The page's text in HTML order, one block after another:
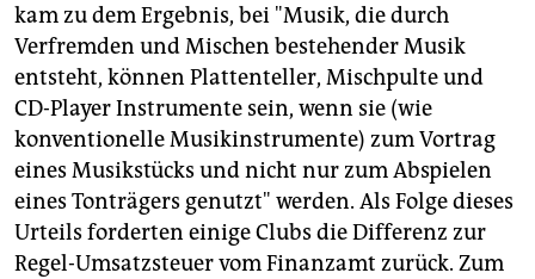
kam zu dem Ergebnis, bei "Musik, die durch
Verfremden und Mischen bestehender Musik
entsteht, können Plattenteller, Mischpulte und
CD-Player Instrumente sein, wenn sie (wie
konventionelle Musikinstrumente) zum Vortrag
eines Musikstücks und nicht nur zum Abspielen
eines Tonträgers genutzt" werden. Als Folge dieses
Urteils forderten einige Clubs die Differenz zur
Regel-Umsatzsteuer vom Finanzamt zurück. Zum